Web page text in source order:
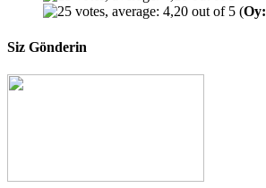
(Oy:
Siz Gönderin